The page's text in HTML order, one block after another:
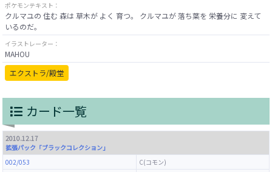
ポケモンテキスト：
クルマユの 住む 森は 草木が よく 育つ。 クルマユが 落ち葉を 栄養分に 変えて
いるのだ。
イラストレーター：
MAHOU
エクストラ/殿堂
カード一覧
2010.12.17
拡張パック「ブラックコレクション」
002/053
C(コモン)